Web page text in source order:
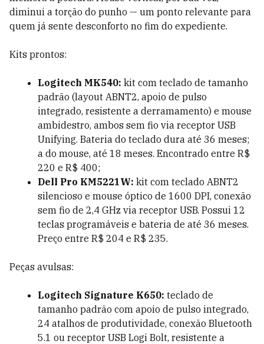
diminui a torção do punho — um ponto relevante para
quem já sente desconforto no fim do expediente.
Kits prontos:
Logitech MK540: kit com teclado de tamanho
padrão (layout ABNT2, apoio de pulso
integrado, resistente a derramamento) e mouse
ambidestro, ambos sem fio via receptor USB
Unifying. Bateria do teclado dura até 36 meses;
a do mouse, até 18 meses. Encontrado entre R$
220 e R$ 400;
Dell Pro KM5221W: kit com teclado ABNT2
silencioso e mouse óptico de 1600 DPI, conexão
sem fio de 2,4 GHz via receptor USB. Possui 12
teclas programáveis e bateria de até 36 meses.
Preço entre R$ 204 e R$ 235.
Peças avulsas:
Logitech Signature K650: teclado de
tamanho padrão com apoio de pulso integrado,
24 atalhos de produtividade, conexão Bluetooth
5.1 ou receptor USB Logi Bolt, resistente a